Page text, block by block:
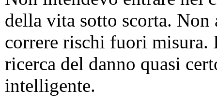
della vita sotto scorta. Non
correre rischi fuori misura.
ricerca del danno quasi
intelligente.